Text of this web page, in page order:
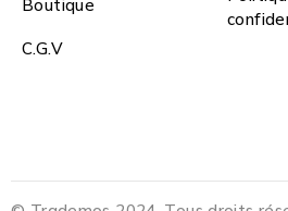
Boutique
C.G.V